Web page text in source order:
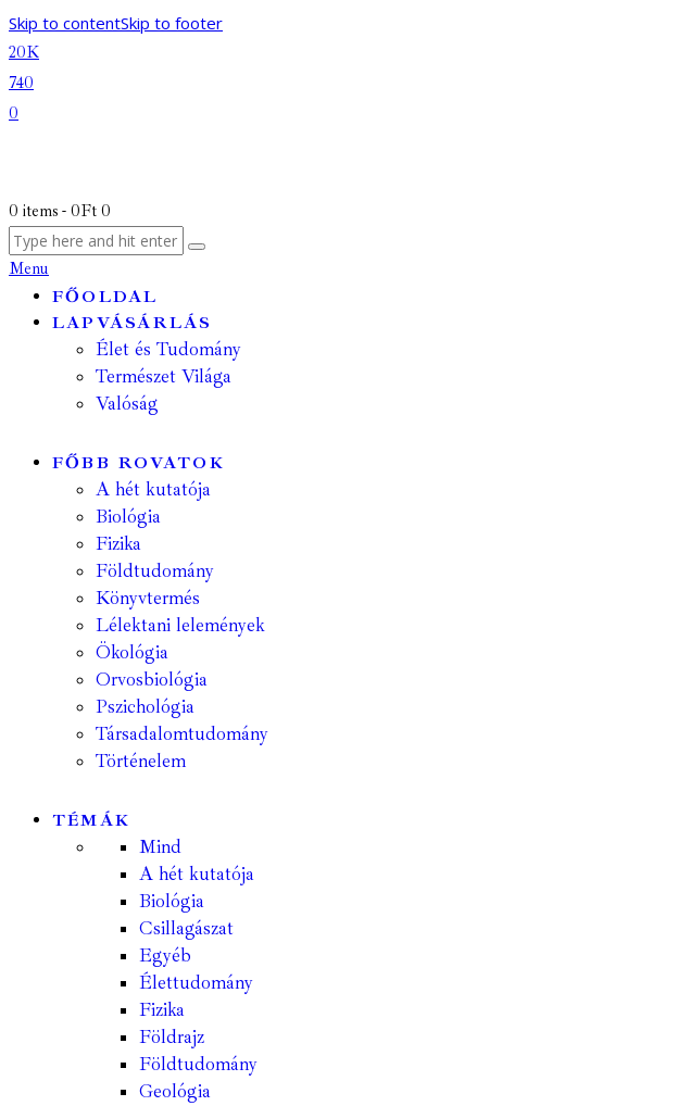
Skip to contentSkip to footer
20K
740
0
0 items - 0Ft 0
Menu
FŐOLDAL
LAPVÁSÁRLÁS
Élet és Tudomány
Természet Világa
Valóság
FŐBB ROVATOK
A hét kutatója
Biológia
Fizika
Földtudomány
Könyvtermés
Lélektani lelemények
Ökológia
Orvosbiológia
Pszichológia
Társadalomtudomány
Történelem
TÉMÁK
Mind
A hét kutatója
Biológia
Csillagászat
Egyéb
Élettudomány
Fizika
Földrajz
Földtudomány
Geológia